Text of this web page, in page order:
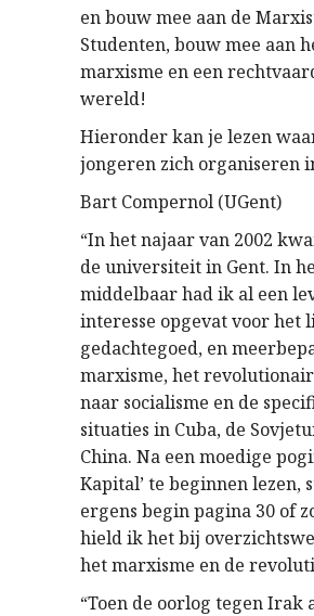
en bouw mee aan de
Studenten, bouw mee aan
marxisme en een
wereld!
Hieronder kan je lezen
jongeren zich organiseren
Bart Compernol (UGent)
“In het najaar van 2002
de universiteit in Gent. In
middelbaar had ik al een
interesse opgevat voor het
gedachtegoed, en
marxisme, het
naar socialisme en de
situaties in Cuba, de
China. Na een moedige
Kapital’ te beginnen lezen,
ergens begin pagina 30 of
hield ik het bij
het marxisme en de
“Toen de oorlog tegen Irak